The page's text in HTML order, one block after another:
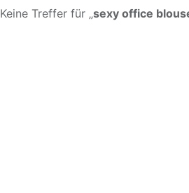
Keine Treffer für „sexy office